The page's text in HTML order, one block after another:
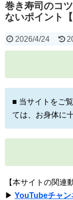
巻き寿司のコ
ないポイント【
2026/4/24
■ 当サイトをご
ては、お身体に
【本サイトの関連
▶ YouTubeチャン